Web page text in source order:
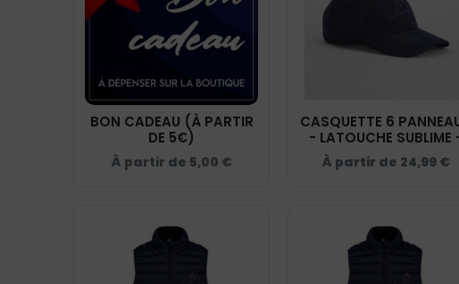
BON CADEAU (À PARTIR
DE 5€)
À partir de 5,00 €
CASQUETTE 6
- LATOUCHE SUBLIME
NAVY - BF018
À partir de 24,99 €